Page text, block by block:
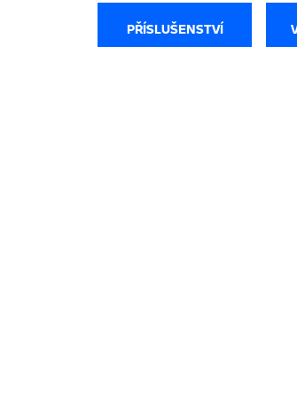
PŘÍSLUŠENSTVÍ